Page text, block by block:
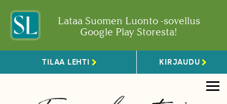
Lataa Suomen Luonto -sovellus
Google Play Storesta!
TILAA LEHTI KIRJAUDU